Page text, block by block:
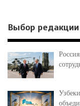
Выбор редакции